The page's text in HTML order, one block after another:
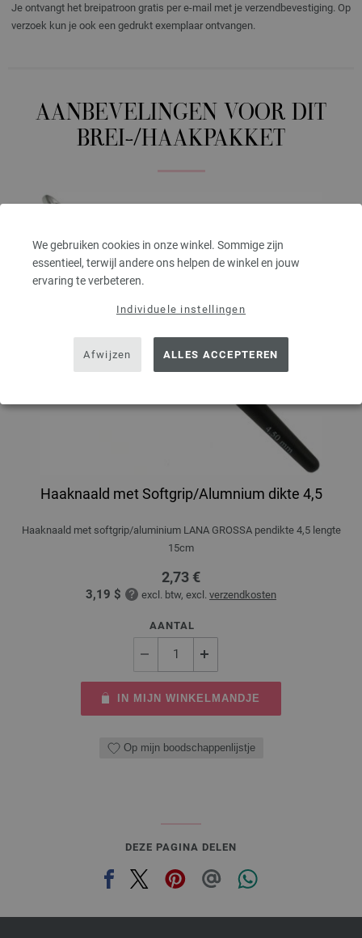
We gebruiken cookies in onze winkel. Sommige zijn
essentieel, terwijl andere ons helpen de winkel en jouw
ervaring te verbeteren.
Individuele instellingen
Afwijzen ALLES ACCEPTEREN
Je ontvangt het breipatroon gratis per e-mail met je verzendbevestiging. Op
verzoek kun je ook een gedrukt exemplaar ontvangen.
AANBEVELINGEN VOOR DIT
BREI-/HAAKPAKKET
Haaknaald met Softgrip/Alumnium dikte 4,5
Haaknaald met softgrip/aluminium LANA GROSSA pendikte 4,5 lengte
15cm
2,73 €
3,19 $ excl. btw, excl. verzendkosten
AANTAL
IN MIJN WINKELMANDJE
Op mijn boodschappenlijstje
DEZE PAGINA DELEN